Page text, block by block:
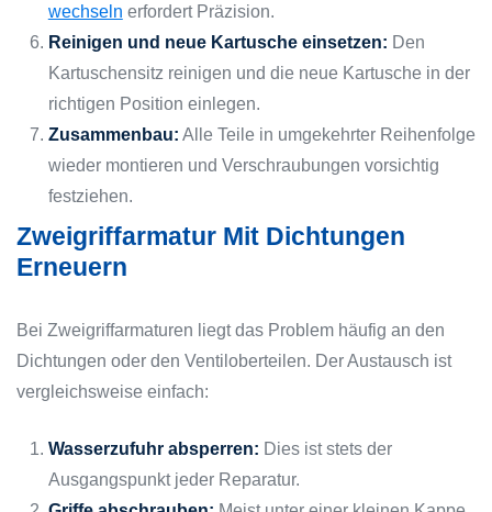
wechseln erfordert Präzision.
Reinigen und neue Kartusche einsetzen: Den
Kartuschensitz reinigen und die neue Kartusche in der
richtigen Position einlegen.
Zusammenbau: Alle Teile in umgekehrter Reihenfolge
wieder montieren und Verschraubungen vorsichtig
festziehen.
Zweigriffarmatur Mit Dichtungen
Erneuern
Bei Zweigriffarmaturen liegt das Problem häufig an den
Dichtungen oder den Ventiloberteilen. Der Austausch ist
vergleichsweise einfach:
Wasserzufuhr absperren: Dies ist stets der
Ausgangspunkt jeder Reparatur.